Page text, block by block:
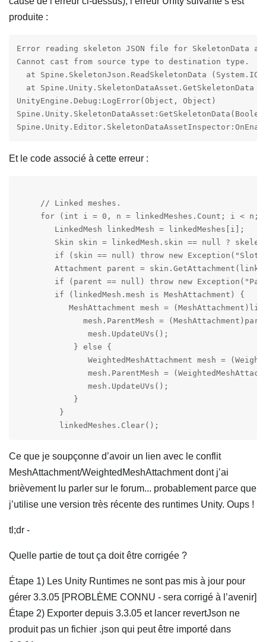
produite :
Error reading skeleton JSON file for SkeletonData
Cannot cast from source type to destination type.
at Spine.SkeletonJson.ReadSkeletonData
at Spine.Unity.SkeletonDataAsset.GetSkeletonData
UnityEngine.Debug:LogError(Object, Object)
Et le code associé à cette erreur :
     // Linked meshes.
for (int i = 0, n = linkedMeshes.Count; i < n;
        LinkedMesh linkedMesh = linkedMeshes[i];
Skin skin = linkedMesh.skin == null ?
if (skin == null) throw new Exception("Slot
Attachment parent =
if (parent == null) throw new
        if (linkedMesh.mesh is MeshAttachment) {
MeshAttachment mesh =
mesh.ParentMesh =
               mesh.UpdateUVs();
            } else {
WeightedMeshAttachment mesh =
mesh.ParentMesh =
               mesh.UpdateUVs();
            }
         }
Ce que je soupçonne d’avoir un lien avec le conflit
MeshAttachment/WeightedMeshAttachment dont j’ai
brièvement lu parler sur le forum... probablement parce que
j’utilise une version très récente des runtimes Unity. Oups !
tl;dr -
Quelle partie de tout ça doit être corrigée ?
Étape 1) Les Unity Runtimes ne sont pas mis à jour pour
gérer 3.3.05 [PROBLÈME CONNU - sera corrigé à l’avenir]
Étape 2) Exporter depuis 3.3.05 et lancer revertJson ne
produit pas un fichier .json qui peut être importé dans